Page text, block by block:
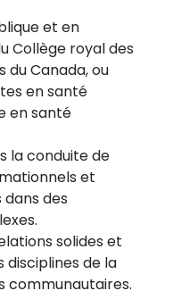
et en
Collège royal des
du Canada, ou
en santé
en santé
la conduite de
et
des
solides et
de la
communautaires.